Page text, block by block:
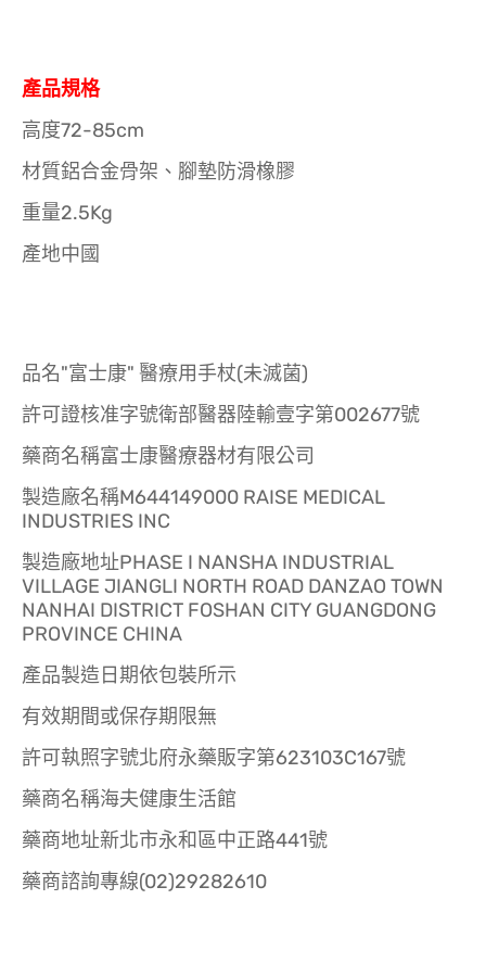
產品規格
高度72-85cm
材質鋁合金骨架、腳墊防滑橡膠
重量2.5Kg
產地中國
品名"富士康" 醫療用手杖(未滅菌)
許可證核准字號衛部醫器陸輸壹字第002677號
藥商名稱富士康醫療器材有限公司
製造廠名稱M644149000 RAISE MEDICAL
INDUSTRIES INC
製造廠地址PHASE I NANSHA INDUSTRIAL
VILLAGE JIANGLI NORTH ROAD DANZAO TOWN
NANHAI DISTRICT FOSHAN CITY GUANGDONG
PROVINCE CHINA
產品製造日期依包裝所示
有效期間或保存期限無
許可執照字號北府永藥販字第623103C167號
藥商名稱海夫健康生活館
藥商地址新北市永和區中正路441號
藥商諮詢專線(02)29282610